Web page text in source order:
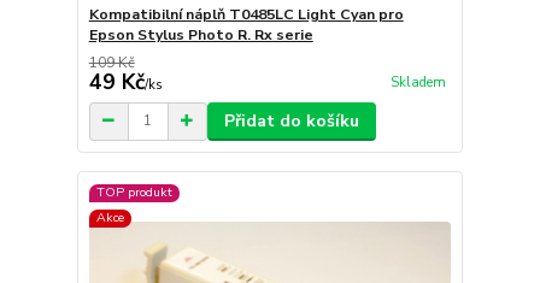
Kompatibilní náplň T0485LC Light Cyan pro
Epson Stylus Photo R. Rx serie
109 Kč
49 Kč/ks Skladem
Přidat do košíku
TOP produkt
Akce